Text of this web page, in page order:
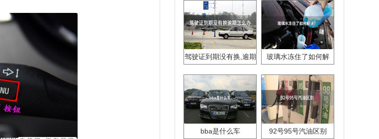
驾驶证到期没有换,逾期
玻璃水冻住了如何解
bba是什么车 92号95号汽油区别